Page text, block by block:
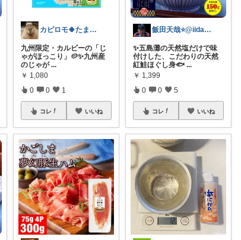
カピロモ🍀たまにくすっと笑えるーむ🐾
九州限定・カルビーの「じ
ゃがほっこり」🥔✨ ​九州産
のじゃが ...
￥ 1,080
0 0 1
コレ いいね
飯田天哉⭐️@iida.tennya
✨五島灘の天然塩だけで味
付けした、こだわりの天然
紅鮭ほぐし身🐟 ...
￥ 1,399
0 0 5
コレ いいね